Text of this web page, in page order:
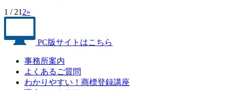
1 / 21 2»
PC版サイトはこちら
事務所案内
よくあるご質問
わかりやすい！商標登録講座